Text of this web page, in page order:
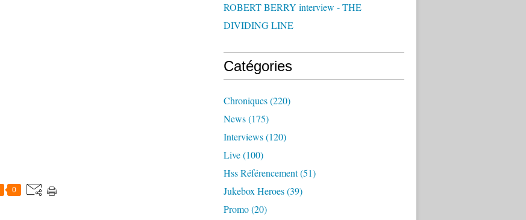
0
ROBERT BERRY interview - THE
DIVIDING LINE
Catégories
Chroniques(220)
News(175)
Interviews(120)
Live(100)
Hss Référencement(51)
Jukebox Heroes(39)
Promo(20)